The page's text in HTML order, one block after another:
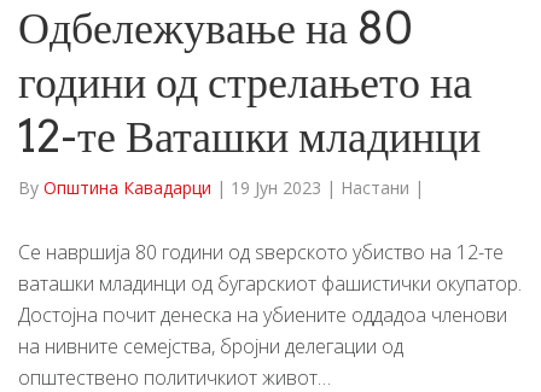
Одбележување на 80
години од стрелањето на
12-те Ваташки младинци
By Општина Кавадарци | 19 Јун 2023 | Настани |
Се навршија 80 години од ѕверското убиство на 12-те
ваташки младинци од бугарскиот фашистички окупатор.
Достојна почит денеска на убиените оддадоа членови
на нивните семејства, бројни делегации од
општествено политичкиот живот…